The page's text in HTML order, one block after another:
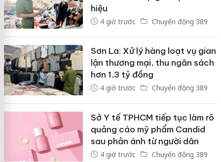
hiệu
4 giờ trước Chuyển động 389
Sơn La: Xử lý hàng loạt vụ gian
lận thương mại, thu ngân sách
hơn 1,3 tỷ đồng
4 giờ trước Chuyển động 389
Sở Y tế TPHCM tiếp tục làm rõ
quảng cáo mỹ phẩm Candid
sau phản ánh từ người dân
4 giờ trước Chuyển động 389